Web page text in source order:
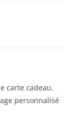
carte cadeau.
personnalisé